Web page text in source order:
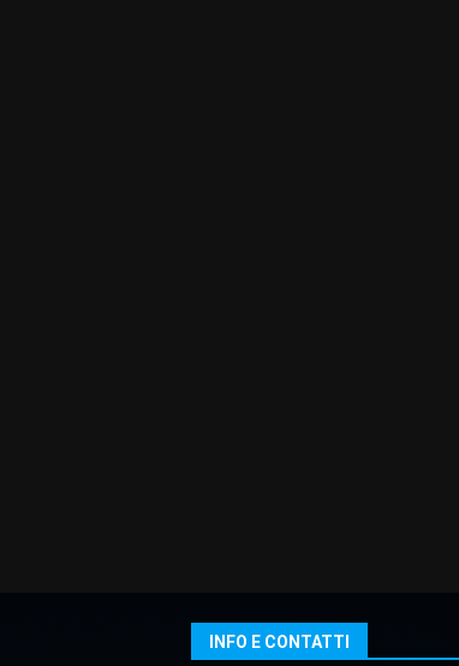
INFO E CONTATTI